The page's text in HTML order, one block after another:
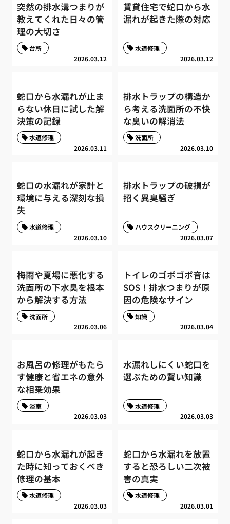
突然の排水溝つまりが
教えてくれた日々の管
理の大切さ
2026.03.12
台所
賃貸住宅で蛇口から水
漏れが起きた際の対応
2026.03.12
水道修理
蛇口から水漏れが止ま
らない休日に試した解
決策の記録
2026.03.11
水道修理
排水トラップの構造か
ら考える洗面所の不快
な臭いの解消法
2026.03.10
洗面所
蛇口の水漏れが家計と
環境に与える深刻な損
失
2026.03.10
水道修理
排水トラップの破損が
招く異臭騒ぎ
2026.03.07
ハウスクリーニング
梅雨や夏場に悪化する
洗面所の下水臭を根本
から解決する方法
2026.03.06
洗面所
トイレのゴボゴボ音は
SOS！排水つまりが原
因の危険なサイン
2026.03.04
知識
お風呂の修理がもたら
す健康と省エネの意外
な相乗効果
2026.03.03
浴室
水漏れしにくい蛇口を
選ぶための賢い知識
2026.03.03
水道修理
蛇口から水漏れが起き
た時に知っておくべき
修理の基本
2026.03.03
水道修理
蛇口から水漏れを放置
すると恐ろしい二次被
害の真実
2026.03.01
水道修理